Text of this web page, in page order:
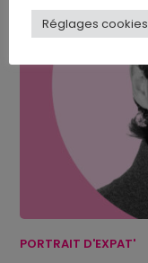
PORTRAIT D'EXPAT'
Réglages cookies